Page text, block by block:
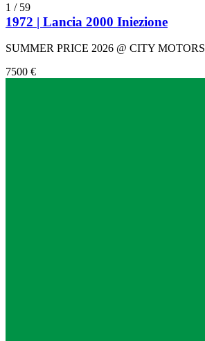
1 / 59
1972 | Lancia 2000 Iniezione
SUMMER PRICE 2026 @ CITY MOTORS
7500 €